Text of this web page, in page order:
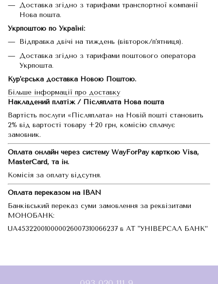
Доставка згідно з тарифами транспортної компанії
Нова пошта.
Укрпоштою по Україні:
Відправка двічі на тиждень (вівторок/п'ятниця).
Доставка згідно з тарифами поштового оператора
Укрпошта.
Кур'єрська доставка Новою Поштою.
Більше інформації про доставку
Накладений платіж / Післяплата Нова пошта
Вартість послуги «Післяплата» на Новій пошті становить
2% від вартості товару +20 грн, комісію сплачує
замовник.
Оплата онлайн через систему WayForPay карткою Visa,
MasterCard, та ін.
Комісія за оплату відсутня.
Оплата переказом на IBAN
Банківський переказ суми замовлення за реквізитами
МОНОБАНК:
UA453220010000026007310066237 в АТ "УНІВЕРСАЛ БАНК”